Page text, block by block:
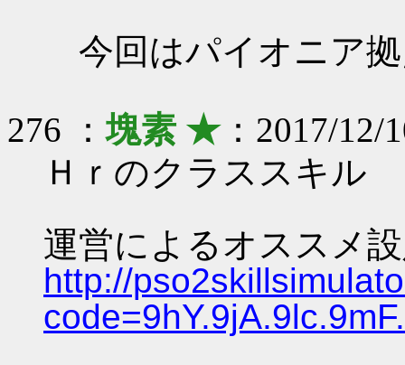
今回はパイオニア
276 ：塊素 ★：2017/12/
Ｈｒのクラススキル
運営によるオススメ
http://